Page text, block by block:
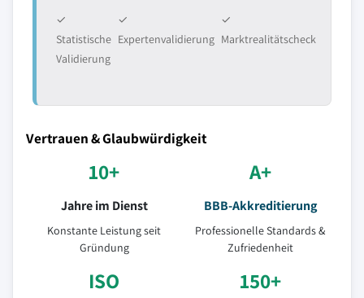
✓
Statistische
Validierung
✓
Expertenvalidierung
✓
Marktrealitätscheck
Vertrauen & Glaubwürdigkeit
10+
Jahre im Dienst
Konstante Leistung seit
Gründung
A+
BBB-Akkreditierung
Professionelle Standards &
Zufriedenheit
ISO 150+